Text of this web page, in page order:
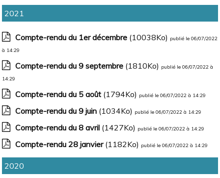
2021
Compte-rendu du 1er décembre (10038Ko) publié le 06/07/2022
à 14:29
Compte-rendu du 9 septembre (1810Ko) publié le 06/07/2022 à
14:29
Compte-rendu du 5 août (1794Ko) publié le 06/07/2022 à 14:29
Compte-rendu du 9 juin (1034Ko) publié le 06/07/2022 à 14:29
Compte-rendu du 8 avril (1427Ko) publié le 06/07/2022 à 14:29
Compte-rendu 28 janvier(1182Ko) publié le 06/07/2022 à 14:29
2020